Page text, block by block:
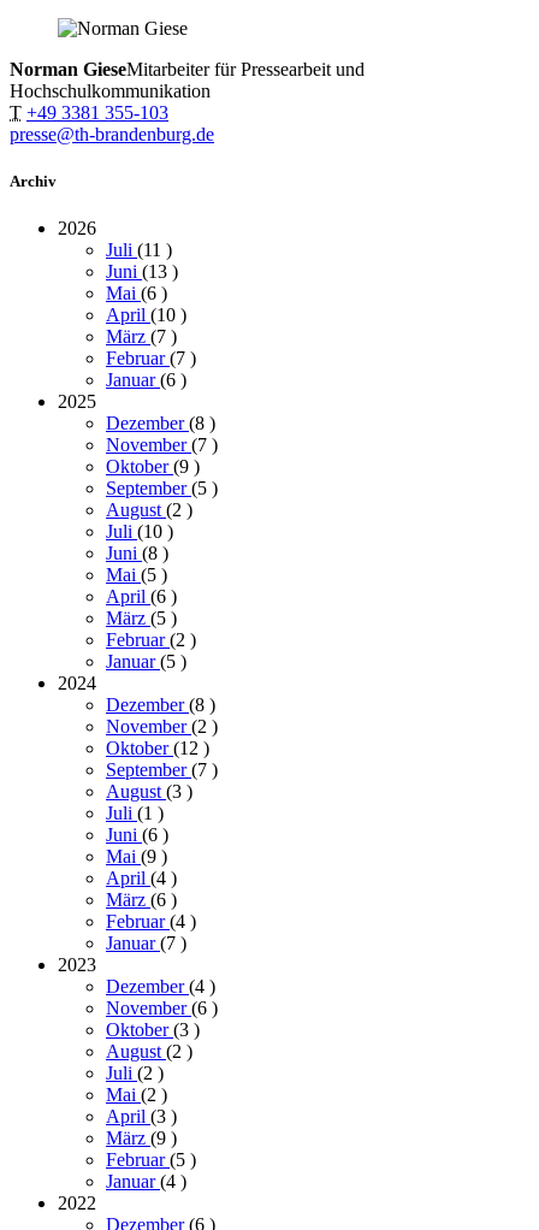
Norman GieseMitarbeiter für Pressearbeit und
Hochschulkommunikation
T +49 3381 355-103
presse@th-brandenburg.de
Archiv
2026
Juli (11 )
Juni (13 )
Mai (6 )
April (10 )
März (7 )
Februar(7 )
Januar(6 )
2025
Dezember(8 )
November(7 )
Oktober(9 )
September(5 )
August (2 )
Juli (10 )
Juni (8 )
Mai (5 )
April (6 )
März (5 )
Februar(2 )
Januar(5 )
2024
Dezember(8 )
November(2 )
Oktober(12 )
September(7 )
August (3 )
Juli (1 )
Juni (6 )
Mai (9 )
April (4 )
März (6 )
Februar(4 )
Januar(7 )
2023
Dezember(4 )
November(6 )
Oktober(3 )
August (2 )
Juli (2 )
Mai (2 )
April (3 )
März (9 )
Februar(5 )
Januar(4 )
2022
Dezember(6 )